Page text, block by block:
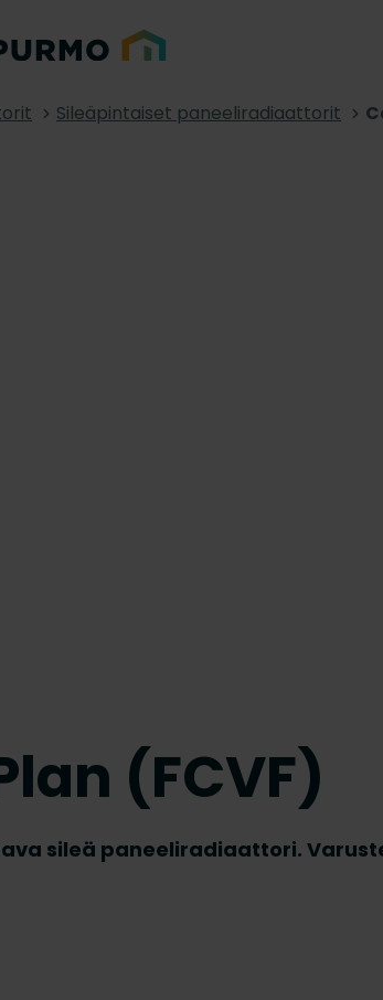
Sileäpintaiset paneeliradiaattorit
(FCVF)
sileä paneeliradiaattori.